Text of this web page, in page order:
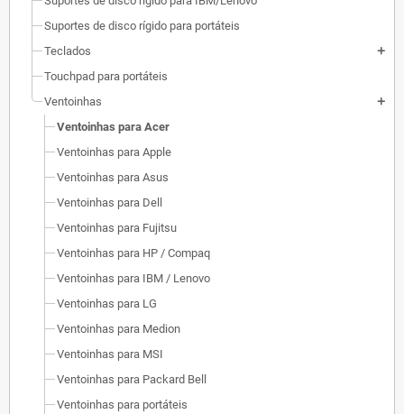
Suportes de disco rígido para portáteis
Teclados
add
Touchpad para portáteis
Ventoinhas
add
Ventoinhas para Acer
Ventoinhas para Apple
Ventoinhas para Asus
Ventoinhas para Dell
Ventoinhas para Fujitsu
Ventoinhas para HP / Compaq
Ventoinhas para IBM / Lenovo
Ventoinhas para LG
Ventoinhas para Medion
Ventoinhas para MSI
Ventoinhas para Packard Bell
Ventoinhas para portáteis